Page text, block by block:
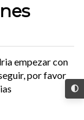
empezar con
por favor